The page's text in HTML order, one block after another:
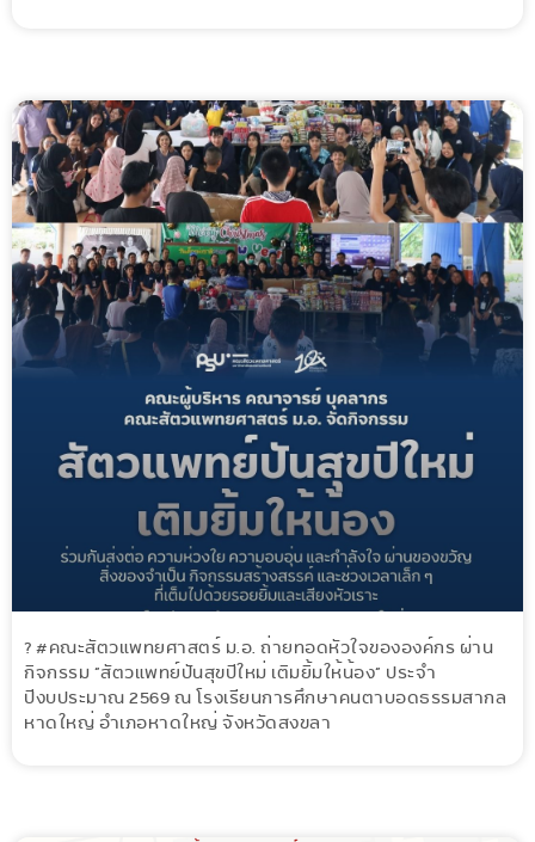
? #คณะสัตวแพทยศาสตร์ ม.อ. ถ่ายทอดหัวใจขององค์กร ผ่าน
กิจกรรม “สัตวแพทย์ปันสุขปีใหม่ เติมยิ้มให้น้อง” ประจำ
ปีงบประมาณ 2569 ณ โรงเรียนการศึกษาคนตาบอดธรรมสากล
หาดใหญ่ อำเภอหาดใหญ่ จังหวัดสงขลา